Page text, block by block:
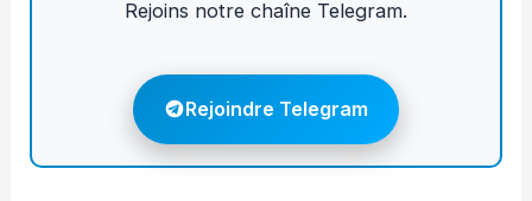
Rejoins notre chaîne Telegram.
Rejoindre Telegram